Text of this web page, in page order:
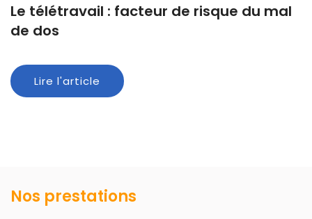
Le télétravail : facteur de risque du mal
de dos
Lire l'article
Nos prestations